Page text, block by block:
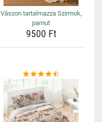
Vászon tartalmazza Szirmok,
pamut
9500 Ft